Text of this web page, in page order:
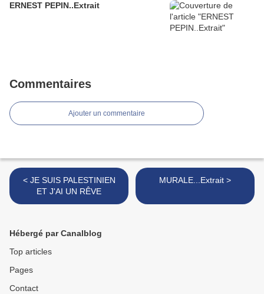
ERNEST PEPIN..Extrait
Commentaires
Ajouter un commentaire
< JE SUIS PALESTINIEN
ET J'AI UN RÊVE
MURALE...Extrait >
Hébergé par Canalblog
Top articles
Pages
Contact